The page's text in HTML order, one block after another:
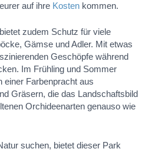
auf ihre Kosten kommen.
zudem Schutz für viele
Gämse und Adler. Mit etwas
Geschöpfe während
Im Frühling und Sommer
einer Farbenpracht aus
Gräsern, die das Landschaftsbild
Orchideenarten genauso wie
suchen, bietet dieser Park